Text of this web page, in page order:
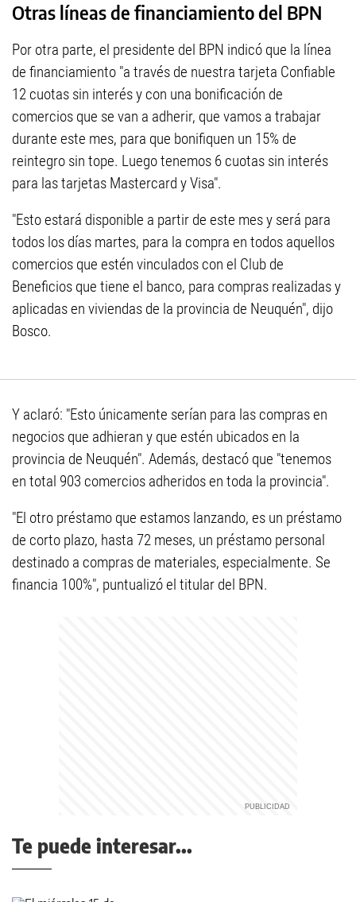
Otras líneas de financiamiento del BPN
Por otra parte, el presidente del BPN indicó que la línea
de financiamiento "a través de nuestra tarjeta Confiable
12 cuotas sin interés y con una bonificación de
comercios que se van a adherir, que vamos a trabajar
durante este mes, para que bonifiquen un 15% de
reintegro sin tope. Luego tenemos 6 cuotas sin interés
para las tarjetas Mastercard y Visa".
"Esto estará disponible a partir de este mes y será para
todos los días martes, para la compra en todos aquellos
comercios que estén vinculados con el Club de
Beneficios que tiene el banco, para compras realizadas y
aplicadas en viviendas de la provincia de Neuquén", dijo
Bosco.
Y aclaró: "Esto únicamente serían para las compras en
negocios que adhieran y que estén ubicados en la
provincia de Neuquén". Además, destacó que "tenemos
en total 903 comercios adheridos en toda la provincia".
"El otro préstamo que estamos lanzando, es un préstamo
de corto plazo, hasta 72 meses, un préstamo personal
destinado a compras de materiales, especialmente. Se
financia 100%", puntualizó el titular del BPN.
Te puede interesar...